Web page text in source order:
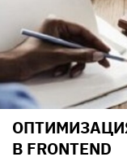
В FRONTEND